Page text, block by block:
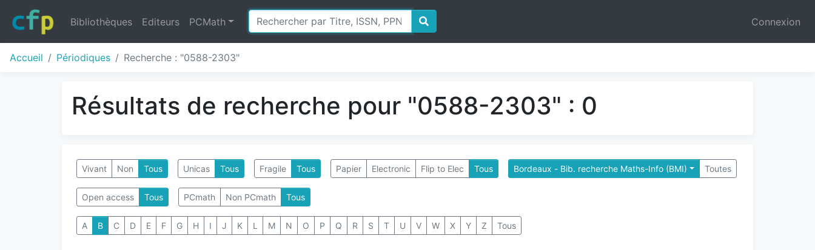
Bibliothèques Editeurs PCMath Connexion
Accueil Périodiques Recherche : "0588-2303"
Résultats de recherche pour "0588-2303" : 0
Vivant Non Tous Unicas Tous Fragile Tous Papier Electronic Flip to Elec Tous Bordeaux - Bib. recherche Maths-Info (BMI) Toutes
Open access Tous PCmath Non PCmath Tous
A B C D E F G H I J K L M N O P Q R S T U V W X Y Z Tous